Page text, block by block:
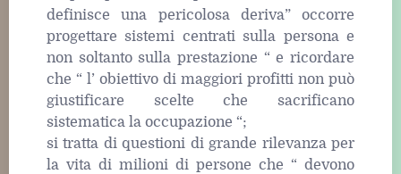
definisce una pericolosa deriva” occorre
progettare sistemi centrati sulla persona e
non soltanto sulla prestazione “ e ricordare
che “ l’ obiettivo di maggiori profitti non può
giustificare scelte che sacrificano
sistematica la occupazione “;
si tratta di questioni di grande rilevanza per
la vita di milioni di persone che “ devono